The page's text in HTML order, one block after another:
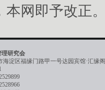
本网即予改正。
理研究会
海淀区福缘门路甲一号达园宾馆·汇缘阁